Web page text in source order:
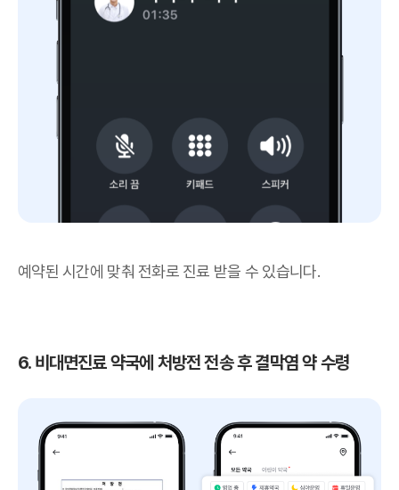
예약된 시간에 맞춰 전화로 진료 받을 수 있습니다.
6. 비대면진료 약국에 처방전 전송 후 결막염 약 수령